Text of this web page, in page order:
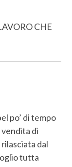
CHE
po’ di tempo
vendita di
dal
tutta